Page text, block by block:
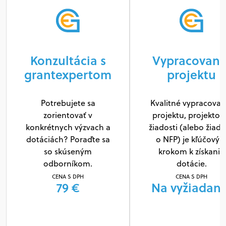
Konzultácia s
grantexpertom
Potrebujete sa
zorientovať v
konkrétnych výzvach a
dotáciách? Poraďte sa
so skúseným
odborníkom.
CENA S DPH
79 €
projektu
Kvalitné
projektu,
žiadosti (alebo
o NFP) je
krokom k získaniu
dotácie.
CENA S DPH
Na